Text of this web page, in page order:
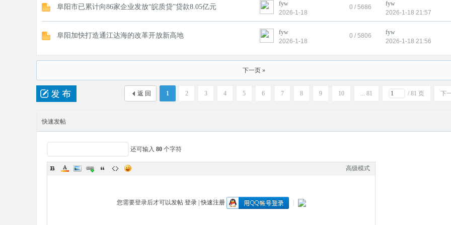
阜阳市已累计向86家企业发放“皖质贷”贷款8.05亿元
fyw
2026-1-18
0 / 5686
fyw
2026-1-18 21:57
阜阳加快打造通江达海的改革开放新高地
fyw
2026-1-18
0 / 5806
fyw
2026-1-18 21:56
下一页 »
1 2 3 4 5 6 7 8 9 10 ... 81 / 81 页 下
返 回
快速发帖
还可输入 80 个字符
高级模式
您需要登录后才可以发帖 登录|快速注册